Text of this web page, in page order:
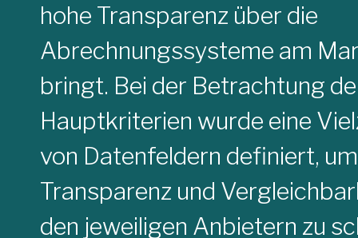
hohe Transparenz über die
Abrechnungssysteme am
bringt. Bei der Betrachtung
Hauptkriterien wurde eine
von Datenfeldern definiert,
Transparenz und
den jeweiligen Anbietern zu